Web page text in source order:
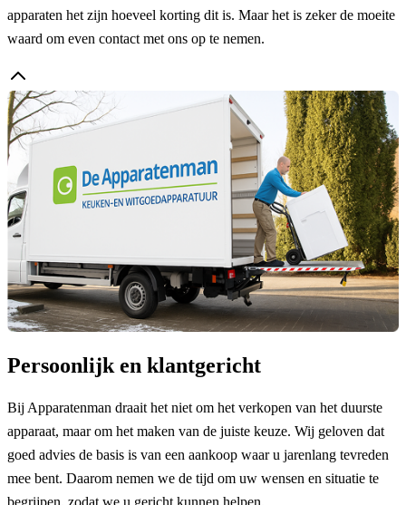
apparaten het zijn hoeveel korting dit is. Maar het is zeker de moeite
waard om even contact met ons op te nemen.
Persoonlijk en klantgericht
Bij Apparatenman draait het niet om het verkopen van het duurste
apparaat, maar om het maken van de juiste keuze. Wij geloven dat
goed advies de basis is van een aankoop waar u jarenlang tevreden
mee bent. Daarom nemen we de tijd om uw wensen en situatie te
begrijpen, zodat we u gericht kunnen helpen.